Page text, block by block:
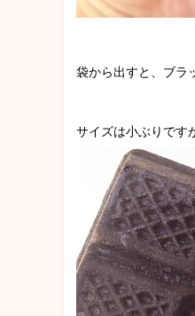
袋から出すと、ブラ
サイズは小ぶりです